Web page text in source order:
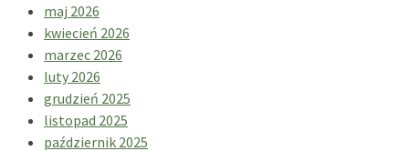
maj 2026
kwiecień 2026
marzec 2026
luty 2026
grudzień 2025
listopad 2025
październik 2025